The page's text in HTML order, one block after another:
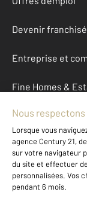
Devenir franchisé
Entreprise et
Fine Homes &
À propos
International
Nous contacter